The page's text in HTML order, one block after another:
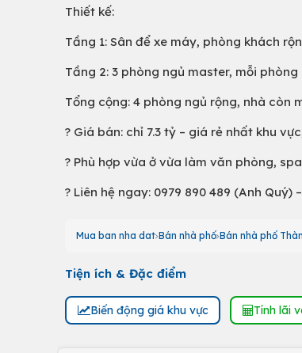
Thiết kế:
Tầng 1: Sân để xe máy, phòng khách
Tầng 2: 3 phòng ngủ master, mỗi
Tổng cộng: 4 phòng ngủ rộng, nhà còn
? Giá bán: chỉ 7.3 tỷ – giá rẻ nhất khu
? Phù hợp vừa ở vừa làm văn phòng,
? Liên hệ ngay: 0979 890 489 (Anh
Mua ban nha dat Bán nhà phố Bán nhà phố
Tiện ích & Đặc điểm
Biến động giá khu vực Tính lãi